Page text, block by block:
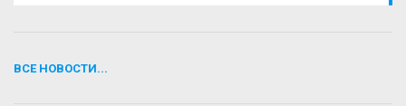
ВСЕ НОВОСТИ...